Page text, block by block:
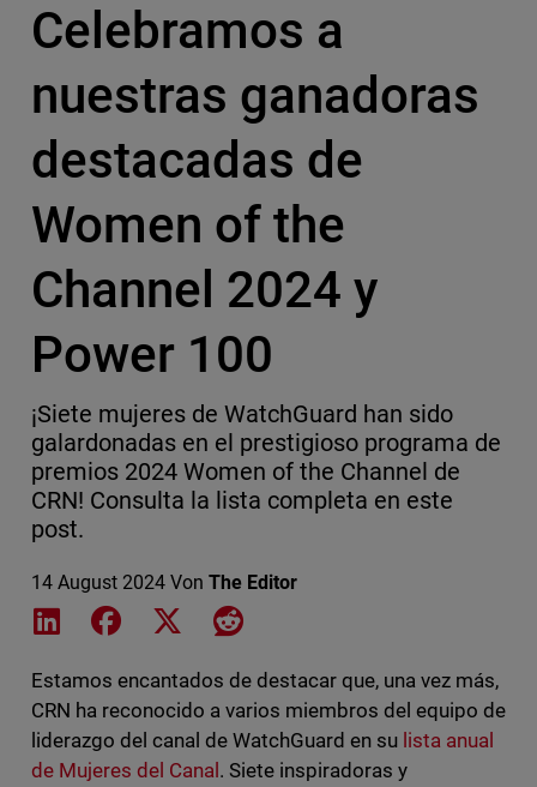
Celebramos a
nuestras ganadoras
destacadas de
Women of the
Channel 2024 y
Power 100
¡Siete mujeres de WatchGuard han sido
galardonadas en el prestigioso programa de
premios 2024 Women of the Channel de
CRN! Consulta la lista completa en este
post.
14 August 2024 Von The Editor
Share on LinkedIn
Share on Facebook
Share on XShare on Reddit
Estamos encantados de destacar que, una vez más,
CRN ha reconocido a varios miembros del equipo de
liderazgo del canal de WatchGuard en su lista anual
de Mujeres del Canal . Siete inspiradoras y